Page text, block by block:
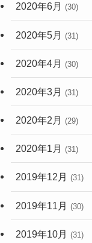
2020年6月 (30)
2020年5月 (31)
2020年4月 (30)
2020年3月 (31)
2020年2月 (29)
2020年1月 (31)
2019年12月 (31)
2019年11月 (30)
2019年10月 (31)